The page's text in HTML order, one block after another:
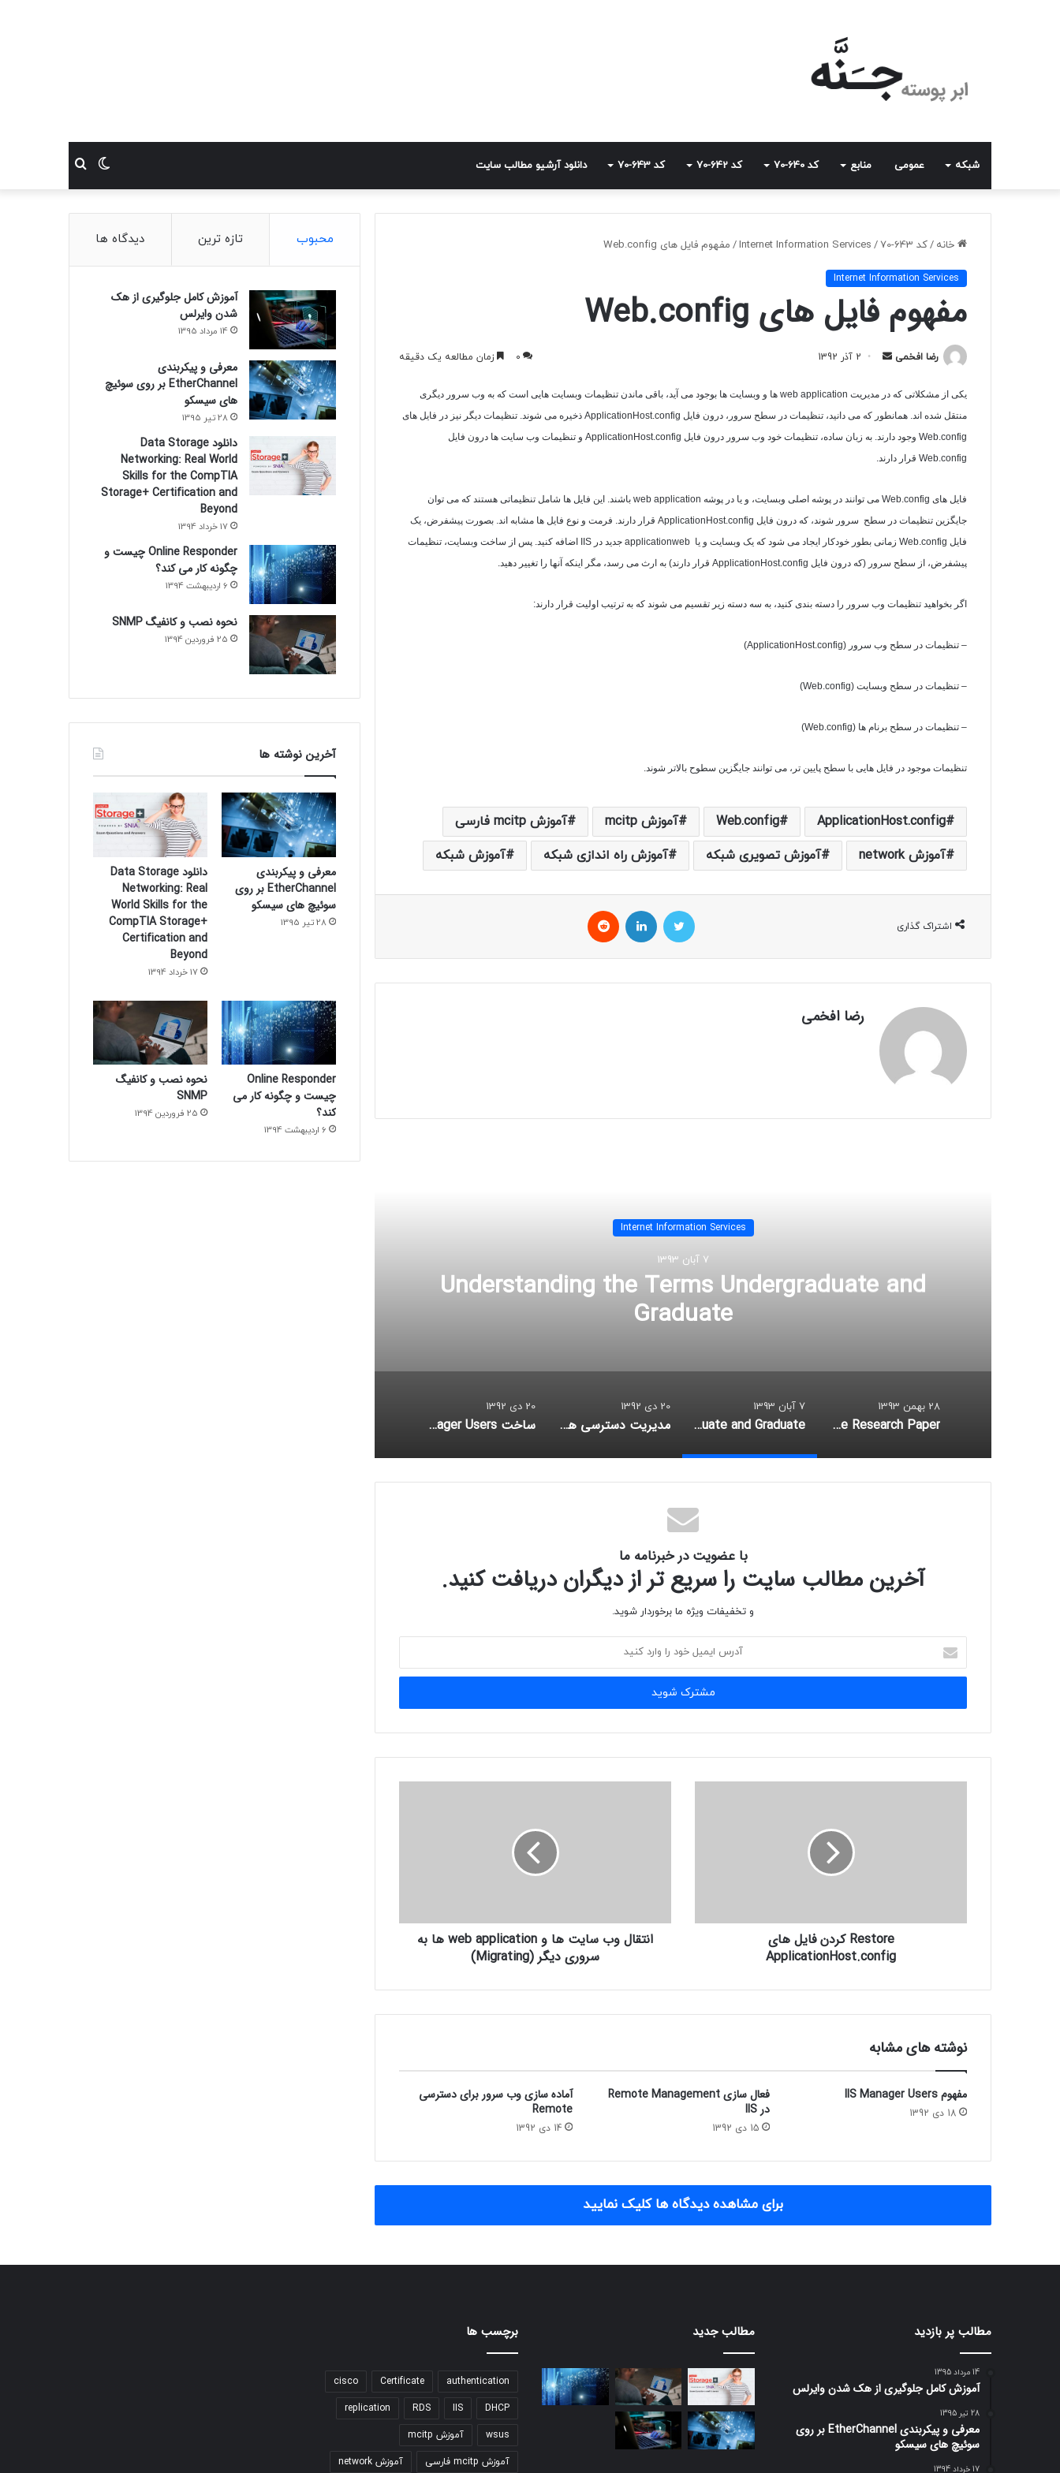
شبکه عمومی منابع کد 640-70 کد 642-70 کد 643-70 دانلود آرشیو مطالب سایت جستجو
برای
تغییر
پوسته
خانه /کد 643-70 /
Internet Information Services
/ مفهوم فایل های Web.config
Internet Information Services
مفهوم فایل های Web.config
رضا افخمی
ارسال
ایمیل
2 آذر 1392 0 زمان مطالعه یک دقیقه
یکی از مشکلاتی که در مدیریت web application ها و وبسایت ها بوجود می آید، باقی ماندن تنظیمات وبسایت هایی است که به وب سرور دیگری
منتقل شده اند. همانطور که می دانید، تنظیمات در سطح سرور، درون فایل ApplicationHost.config ذخیره می شوند. تنظیمات دیگر نیز در فایل های
Web.config وجود دارند. به زبان ساده، تنظیمات خود وب سرور درون فایل ApplicationHost.config و تنظیمات وب سایت ها درون فایل
Web.config قرار دارند.
فایل های Web.config می توانند در پوشه اصلی وبسایت، و یا در پوشه web application باشند. این فایل ها شامل تنظیماتی هستند که می توان
جایگزین تنظیمات در سطح سرور شوند، که درون فایل ApplicationHost.config قرار دارند. فرمت و نوع فایل ها مشابه اند. بصورت پیشفرض، یک
فایل Web.config زمانی بطور خودکار ایجاد می شود که یک وبسایت و یا web
application جدید در IIS اضافه کنید. پس از ساخت وبسایت، تنظیمات
پیشفرض، از سطح سرور (که درون فایل ApplicationHost.config قرار دارند) به ارث می رسد، مگر اینکه آنها را تغییر دهید.
اگر بخواهید تنظیمات وب سرور را دسته بندی کنید، به سه دسته زیر تقسیم می شوند که به ترتیب اولیت قرار دارند:
– تنظیمات در سطح وب سرور (ApplicationHost.config
)
– تنظیمات در سطح وبسایت (Web.config
)
– تنظیمات در سطح برنام ها (Web.config
)
تنظیمات موجود در فایل هایی با سطح پایین تر، می توانند جایگزین سطوح بالاتر شوند.
ApplicationHost.config
Web.config آموزش mcitp
آموزش mcitp فارسی
آموزش network
آموزش تصویری شبکه آموزش راه اندازی شبکه آموزش شبکه
اشتراک گذاری
توییتر لینکداین
رضا افخمی
Internet Information Services
7 آبان 1393
Understanding the Terms Undergraduate and
Graduate
28 بهمن 1393
How-to Produce an Argumentative Research Paper
7 آبان 1393
Understanding the Terms Undergraduate and Graduate
20 دی 1392
مدیریت دسترسی های یوزرها (IIS Management Permissions)
20 دی 1392
ساخت IIS Manager Users
با عضویت در خبرنامه ما
آخرین مطالب سایت را سریع تر از دیگران دریافت کنید.
و تخفیفات ویژه ما برخوردار شوید.
ایمیل
خود
وارد
Restore کردن فایل های
ApplicationHost.config
انتقال وب سایت ها و web application ها به
سروری دیگر (Migrating)
نوشته های مشابه
مفهوم IIS Manager Users
18 دی 1392
فعال سازی Remote Management
در IIS
15 دی 1392
آماده سازی وب سرور برای دسترسی
Remote
14 دی 1392
برای مشاهده دیدگاه ها کلیک نمایید
محبوب تازه ترین دیدگاه ها
آموزش کامل جلوگیری از هک
شدن وایرلس
14 مرداد 1395
معرفی و پیکربندی
EtherChannel بر روی سوئیچ
های سیسکو
28 تیر 1395
دانلود Data Storage
Networking: Real World
Skills for the CompTIA
Storage+ Certification and
Beyond
17 خرداد 1394
Online Responder چیست و
چگونه کار می کند؟
6 اردیبهشت 1394
نحوه نصب و کانفیگ SNMP
25 فروردین 1394
آخرین نوشته ها
معرفی و پیکربندی
EtherChannel بر روی
سوئیچ های سیسکو
28 تیر 1395
دانلود Data Storage
Networking: Real
World Skills for the
CompTIA Storage+
Certification and
Beyond
17 خرداد 1394
Online Responder
چیست و چگونه کار می
کند؟
6 اردیبهشت 1394
نحوه نصب و کانفیگ
SNMP
25 فروردین 1394
مطالب پر بازدید
14 مرداد 1395
آموزش کامل جلوگیری از هک شدن وایرلس
28 تیر 1395
معرفی و پیکربندی EtherChannel بر روی
سوئیچ های سیسکو
17 خرداد 1394
مطالب جدید برچسب ها
authentication
Certificate
cisco
DHCP
IIS
RDS
replication
wsus آموزش mcitp
آموزش mcitp فارسی آموزش network